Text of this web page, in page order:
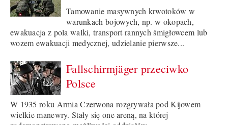
Tamowanie masywnych krwotoków w
warunkach bojowych, np. w okopach,
ewakuacja z pola walki, transport rannych śmigłowcem lub
wozem ewakuacji medycznej, udzielanie pierwsze...
Fallschirmjäger przeciwko
Polsce
W 1935 roku Armia Czerwona rozgrywała pod Kijowem
wielkie manewry. Stały się one areną, na której